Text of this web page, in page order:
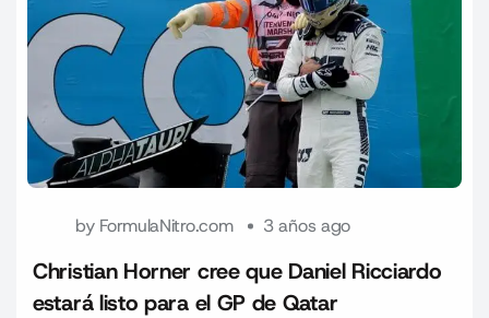
by FormulaNitro.com 3 años ago
Christian Horner cree que Daniel Ricciardo
estará listo para el GP de Qatar